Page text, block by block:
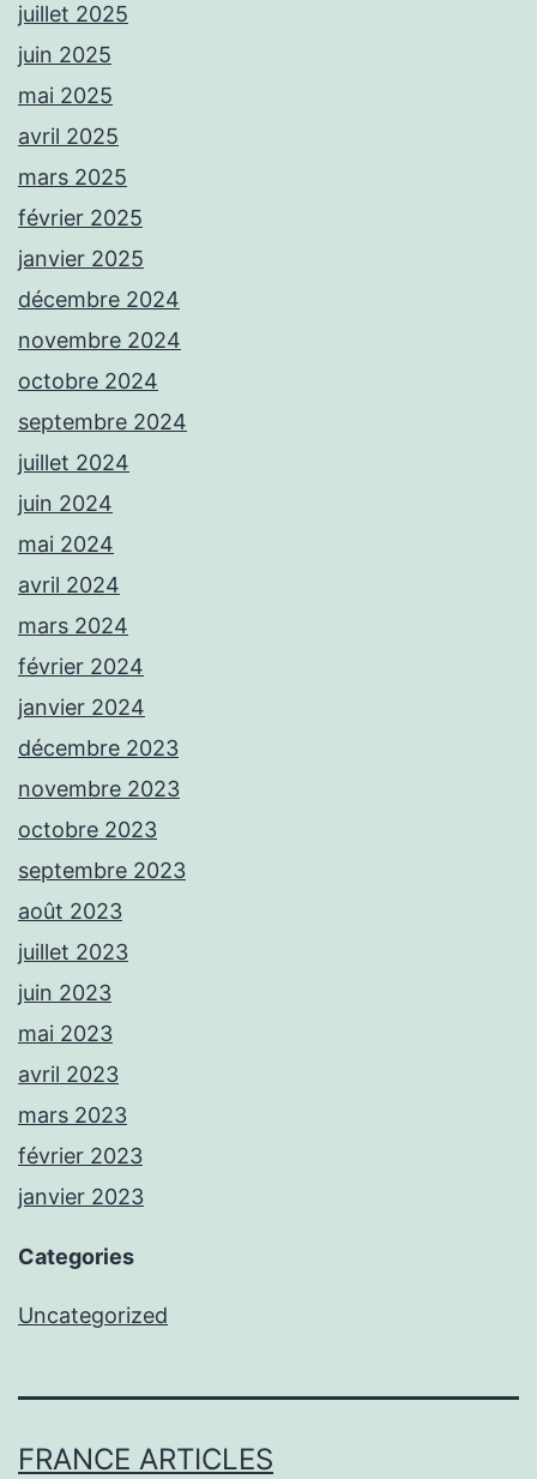
juillet 2025
juin 2025
mai 2025
avril 2025
mars 2025
février 2025
janvier 2025
décembre 2024
novembre 2024
octobre 2024
septembre 2024
juillet 2024
juin 2024
mai 2024
avril 2024
mars 2024
février 2024
janvier 2024
décembre 2023
novembre 2023
octobre 2023
septembre 2023
août 2023
juillet 2023
juin 2023
mai 2023
avril 2023
mars 2023
février 2023
janvier 2023
Categories
Uncategorized
FRANCE ARTICLES